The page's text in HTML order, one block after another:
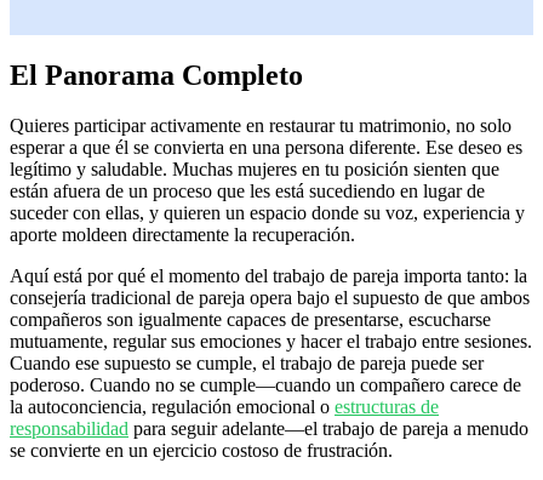
El Panorama Completo
Quieres participar activamente en restaurar tu matrimonio, no solo
esperar a que él se convierta en una persona diferente. Ese deseo es
legítimo y saludable. Muchas mujeres en tu posición sienten que
están afuera de un proceso que les está sucediendo en lugar de
suceder con ellas, y quieren un espacio donde su voz, experiencia y
aporte moldeen directamente la recuperación.
Aquí está por qué el momento del trabajo de pareja importa tanto: la
consejería tradicional de pareja opera bajo el supuesto de que ambos
compañeros son igualmente capaces de presentarse, escucharse
mutuamente, regular sus emociones y hacer el trabajo entre sesiones.
Cuando ese supuesto se cumple, el trabajo de pareja puede ser
poderoso. Cuando no se cumple—cuando un compañero carece de
la autoconciencia, regulación emocional o estructuras de
responsabilidad para seguir adelante—el trabajo de pareja a menudo
se convierte en un ejercicio costoso de frustración.